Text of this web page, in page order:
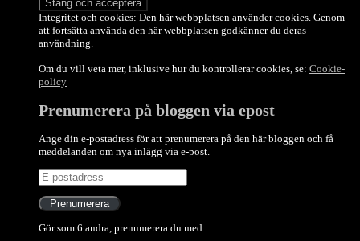
Integritet och cookies: Den här webbplatsen använder cookies. Genom
att fortsätta använda den här webbplatsen godkänner du deras
användning.
Om du vill veta mer, inklusive hur du kontrollerar cookies, se: Cookie-
policy
Prenumerera på bloggen via epost
Ange din e-postadress för att prenumerera på den här bloggen och få
meddelanden om nya inlägg via e-post.
E-
postadress
Prenumerera
Gör som 6 andra, prenumerera du med.